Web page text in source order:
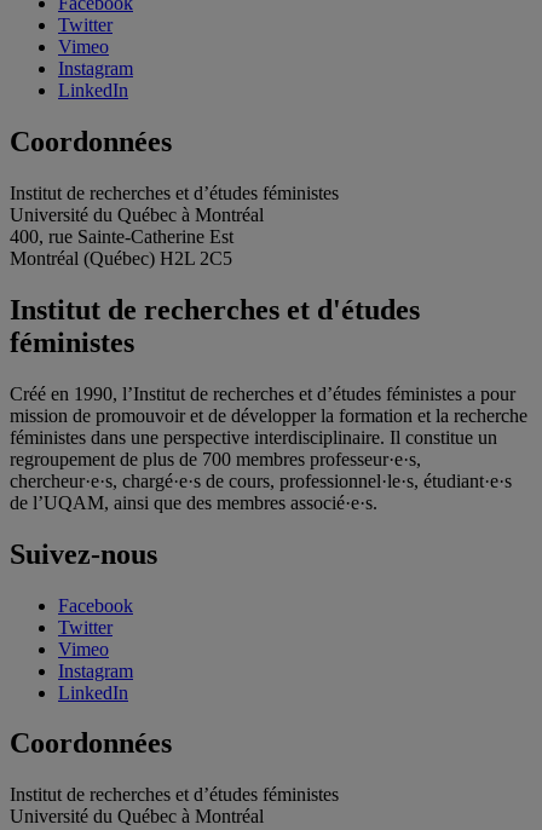
Twitter
Vimeo
Instagram
LinkedIn
Coordonnées
Institut de recherches et d’études féministes
Université du Québec à Montréal
400, rue Sainte-Catherine Est
Montréal (Québec) H2L 2C5
Institut de recherches et d'études
féministes
Créé en 1990, l’Institut de recherches et d’études féministes a pour
mission de promouvoir et de développer la formation et la recherche
féministes dans une perspective interdisciplinaire. Il constitue un
regroupement de plus de 700 membres professeur·e·s,
chercheur·e·s, chargé·e·s de cours, professionnel·le·s, étudiant·e·s
de l’UQAM, ainsi que des membres associé·e·s.
Suivez-nous
Facebook
Twitter
Vimeo
Instagram
LinkedIn
Coordonnées
Institut de recherches et d’études féministes
Université du Québec à Montréal